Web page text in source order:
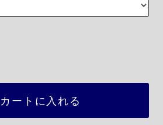
カートに入れる